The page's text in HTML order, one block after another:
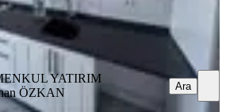
YATIRIM DANIŞMANLIĞI
YATIRIM
ÖZKAN Ara